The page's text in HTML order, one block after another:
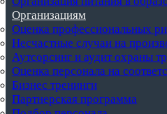
Организациям
Оценка профессиональных
Несчастные случаи на
Аутсорсинг и аудит охраны
Оценка персонала на
Бизнес тренинги
Партнерская программа